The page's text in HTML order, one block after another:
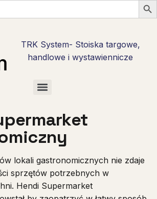
TRK System- Stoiska targowe,
handlowe i wystawiennicze
lokali gastronomicznych nie zdaje
sprzętów potrzebnych w
Hendi Supermarket